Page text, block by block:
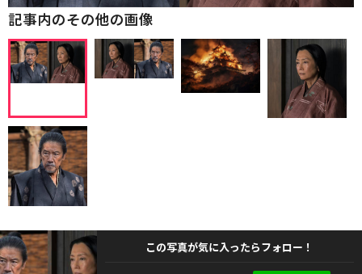
記事内のその他の画像
この写真が気に入ったらフォロー！